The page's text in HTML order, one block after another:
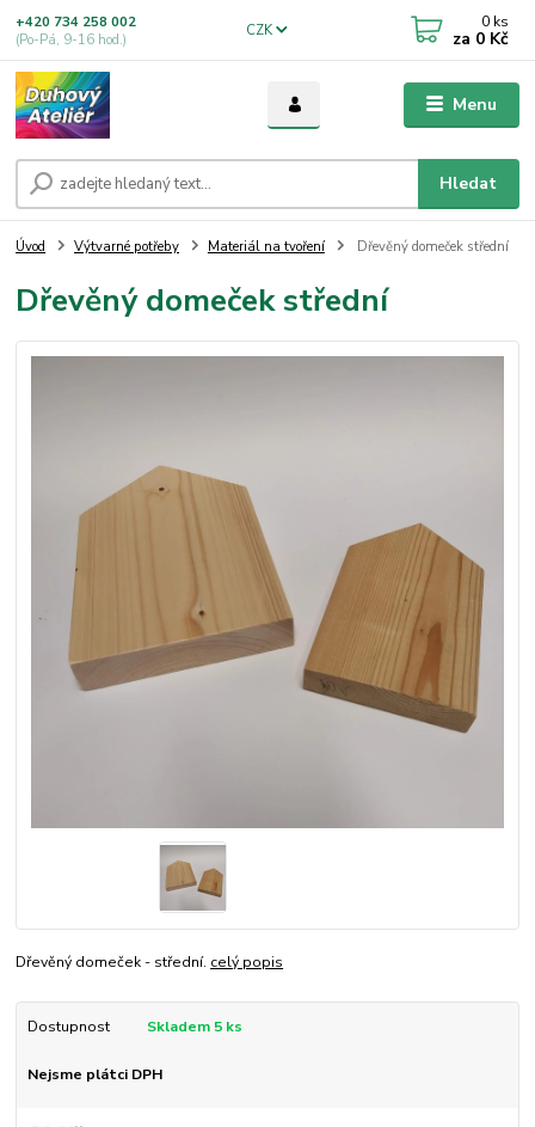
Menu
CZK
Hledat
+420 734 258 002
(Po-Pá, 9-16 hod.)
0 ks
za 0 Kč
Úvod Výtvarné potřeby Materiál na tvoření Dřevěný domeček střední
Dřevěný domeček střední
Dřevěný domeček - střední. celý popis
Dostupnost Skladem 5 ks
Nejsme plátci DPH